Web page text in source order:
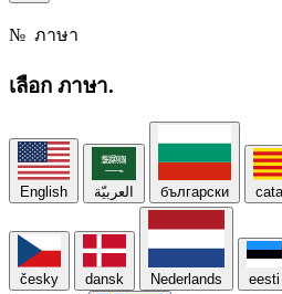
№ ภาษา
เลือก ภาษา.
English العربيّة български
česky dansk Nederlands eesti